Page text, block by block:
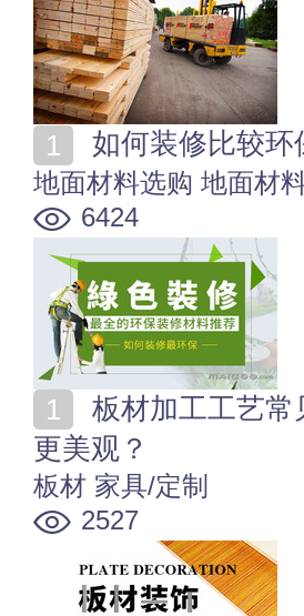
如何装修比较
地面材料选购 地面材
6424
更美观？
板材 家具/定制
2527